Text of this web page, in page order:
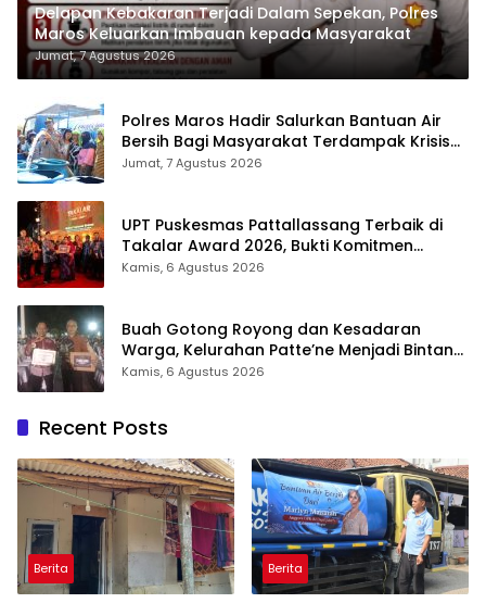
Delapan Kebakaran Terjadi Dalam Sepekan, Polres
Maros Keluarkan Imbauan kepada Masyarakat
Jumat, 7 Agustus 2026
Polres Maros Hadir Salurkan Bantuan Air
Bersih Bagi Masyarakat Terdampak Krisis
Air Bersih Di Maros
Jumat, 7 Agustus 2026
UPT Puskesmas Pattallassang Terbaik di
Takalar Award 2026, Bukti Komitmen
Hadirkan Pelayanan Kesehatan Berkualitas
Kamis, 6 Agustus 2026
Buah Gotong Royong dan Kesadaran
Warga, Kelurahan Patte’ne Menjadi Bintang
Takalar Award 2026
Kamis, 6 Agustus 2026
Recent Posts
Berita Berita